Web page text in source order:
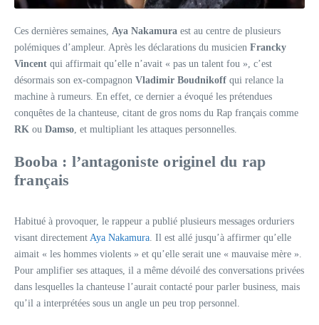
Ces dernières semaines, Aya Nakamura est au centre de plusieurs
polémiques d’ampleur. Après les déclarations du musicien Francky
Vincent qui affirmait qu’elle n’avait « pas un talent fou », c’est
désormais son ex-compagnon Vladimir Boudnikoff qui relance la
machine à rumeurs. En effet, ce dernier a évoqué les prétendues
conquêtes de la chanteuse, citant de gros noms du Rap français comme
RK ou Damso , et multipliant les attaques personnelles.
Booba : l’antagoniste originel du rap
français
Habitué à provoquer, le rappeur a publié plusieurs messages orduriers
visant directement Aya Nakamura . Il est allé jusqu’à affirmer qu’elle
aimait « les hommes violents » et qu’elle serait une « mauvaise mère ».
Pour amplifier ses attaques, il a même dévoilé des conversations privées
dans lesquelles la chanteuse l’aurait contacté pour parler business, mais
qu’il a interprétées sous un angle un peu trop personnel.